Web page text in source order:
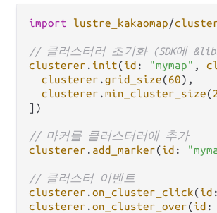
import lustre_kakaomap/
// 클러스터러 초기화 (SDK에
clusterer . init(id : "mymap" ,
clusterer .grid_size(60),
clusterer .min_cluster_size(
])
// 마커를 클러스터러에 추가
clusterer . add_marker(id :
// 클러스터 이벤트
clusterer .on_cluster_click(id
clusterer .on_cluster_over(id :